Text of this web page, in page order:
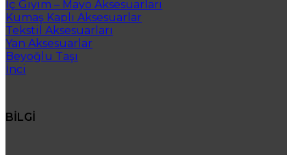
İç Giyim – Mayo Aksesuarları
Kumaş Kaplı Aksesuarlar
Tekstil Aksesuarları
Yan Aksesuarlar
Beyoğlu Taşı
İnci
BİLGİ